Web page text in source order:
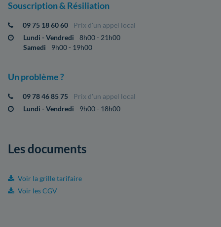
Souscription & Résiliation
09 75 18 60 60
Prix d'un appel local
Lundi - Vendredi
8h00 - 21h00
Samedi
9h00 - 19h00
Un problème ?
09 78 46 85 75
Prix d'un appel local
Lundi - Vendredi
9h00 - 18h00
Les documents
Voir la grille tarifaire
Voir les CGV